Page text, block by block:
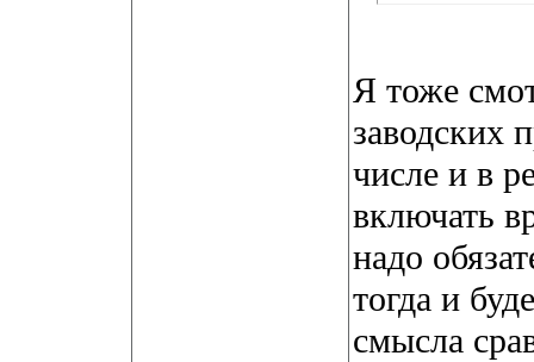
Я тоже
заводских
числе и в
включать
надо
тогда и
смысла